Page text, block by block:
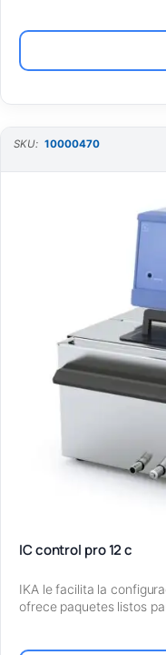
SKU: 10000470
IC control pro 12 c
IKA le facilita la
ofrece paquetes listos